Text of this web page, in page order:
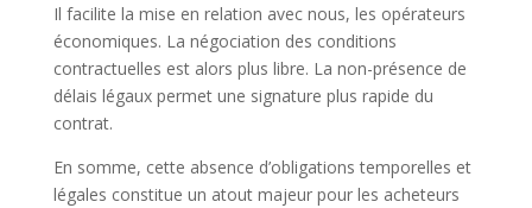
Il facilite la mise en relation avec nous, les opérateurs
économiques. La négociation des conditions
contractuelles est alors plus libre. La non-présence de
délais légaux permet une signature plus rapide du
contrat.
En somme, cette absence d’obligations temporelles et
légales constitue un atout majeur pour les acheteurs